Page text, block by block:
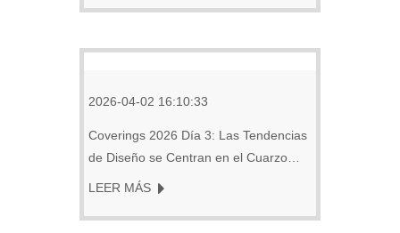
2026-04-02 16:10:33
Coverings 2026 Día 3: Las Tendencias
de Diseño se Centran en el Cuarzo
Calacatta y la Personalización
LEER MÁS